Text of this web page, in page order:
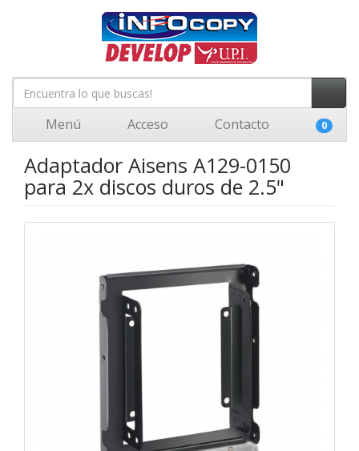
Menú Acceso Contacto 0
Adaptador Aisens A129-0150
para 2x discos duros de 2.5"